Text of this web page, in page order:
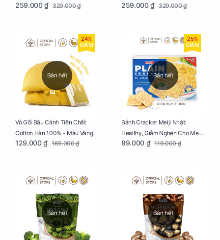
Thông Lạnh
259.000 ₫ 329.000 ₫
Ziczac
259.000 ₫ 329.000 ₫
Bán hết
24%
GIẢM
Vỏ Gối Bầu Cánh Tiên Chất
Cotton Hàn 100% - Màu Vàng
129.000 ₫ 169.000 ₫
Bán hết
25%
GIẢM
Bánh Cracker Meiji Nhật:
Healthy, Giảm Nghén Cho Mẹ
Bầu Hộp 104g
89.000 ₫ 119.000 ₫
Bán hết Bán hết